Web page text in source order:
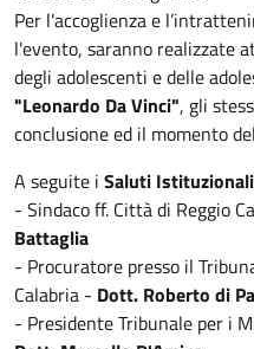
Per l'accoglienza e
l'evento, saranno realizzate
degli adolescenti e delle
"Leonardo Da Vinci", gli
conclusione ed il momento
A seguite i Saluti
- Sindaco ff. Città di Reggio
Battaglia
- Procuratore presso il
Calabria - Dott. Roberto di
- Presidente Tribunale per i